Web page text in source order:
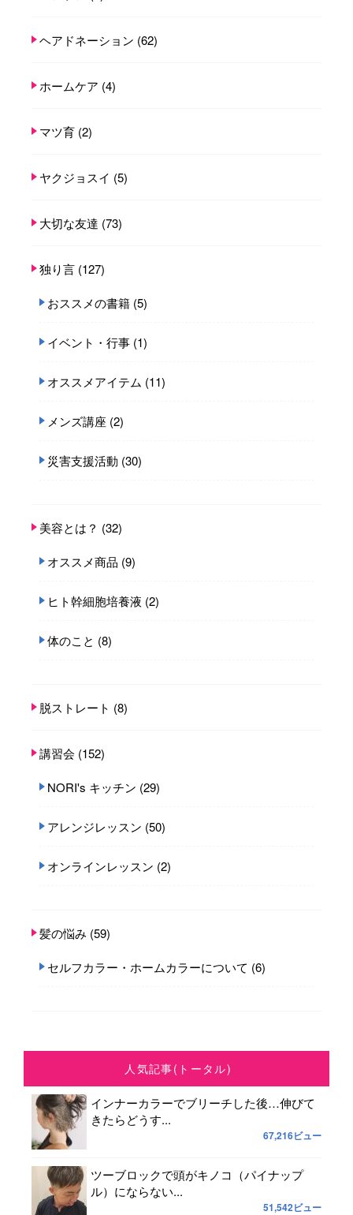
ヘアドネーション (62)
ホームケア (4)
マツ育 (2)
ヤクジョスイ (5)
大切な友達 (73)
独り言 (127)
おススメの書籍 (5)
イベント・行事 (1)
オススメアイテム (11)
メンズ講座 (2)
災害支援活動 (30)
美容とは？ (32)
オススメ商品 (9)
ヒト幹細胞培養液 (2)
体のこと (8)
脱ストレート (8)
講習会 (152)
NORI's キッチン (29)
アレンジレッスン (50)
オンラインレッスン (2)
髪の悩み (59)
セルフカラー・ホームカラーについて (6)
人気記事(トータル)
インナーカラーでブリーチした後…伸びて
きたらどうす...
67,216ビュー
ツーブロックで頭がキノコ（パイナップ
ル）にならない...
51,542ビュー